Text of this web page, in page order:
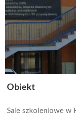
Obiekt
Sale szkoleniowe w